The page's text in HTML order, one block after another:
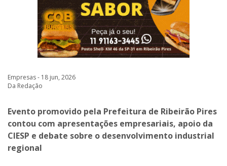
Empresas - 18 jun, 2026
Da Redação
Evento promovido pela Prefeitura de Ribeirão Pires
contou com apresentações empresariais, apoio da
CIESP e debate sobre o desenvolvimento industrial
regional